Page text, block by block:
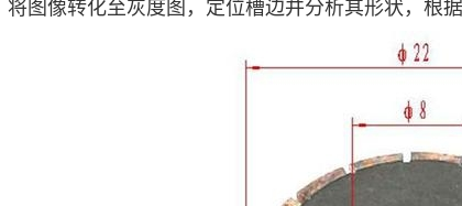
将图像转化至灰度图，定位槽边并分析其形状，根